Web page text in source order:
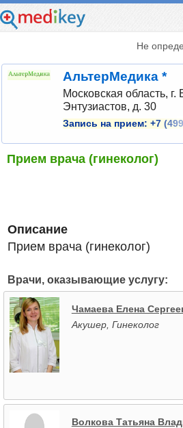
Не
АльтерМедика *
Московская область,
Энтузиастов, д. 30
Запись на прием: +7
Прием врача (гинеколог)
Описание
Прием врача (гинеколог)
Врачи, оказывающие услугу:
Чамаева Елена
Акушер, Гинеколог
Волкова Татьяна